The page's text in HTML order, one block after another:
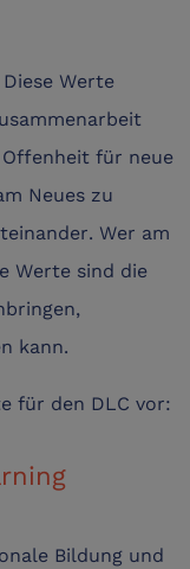
Werte
für neue
Neues zu
Wer am
Werte sind die
kann.
für den DLC vor:
Bildung und